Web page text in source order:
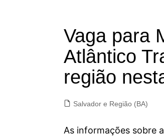
Vaga para
Atlântico
região
Salvador e Região (BA)
As informações sobre